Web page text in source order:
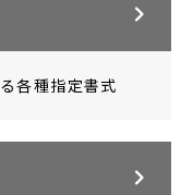
各種指定書式